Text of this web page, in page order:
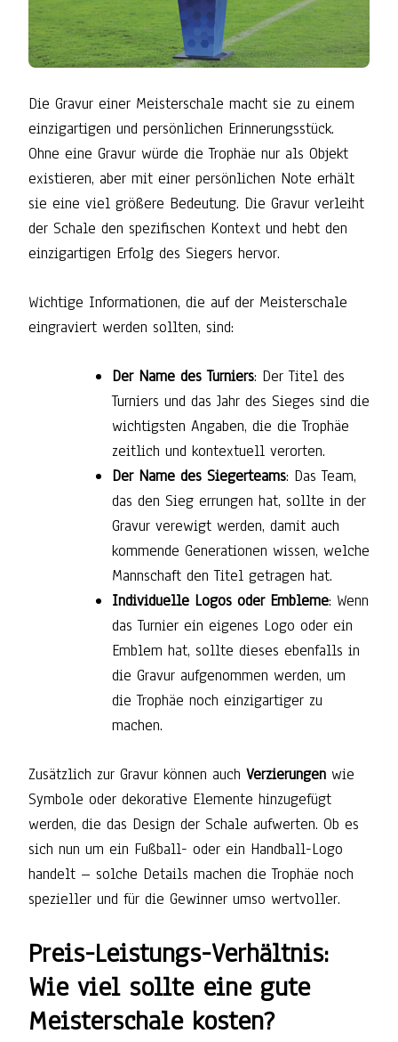
Die Gravur einer Meisterschale macht sie zu einem
einzigartigen und persönlichen Erinnerungsstück.
Ohne eine Gravur würde die Trophäe nur als Objekt
existieren, aber mit einer persönlichen Note erhält
sie eine viel größere Bedeutung. Die Gravur verleiht
der Schale den spezifischen Kontext und hebt den
einzigartigen Erfolg des Siegers hervor.
Wichtige Informationen, die auf der Meisterschale
eingraviert werden sollten, sind:
Der Name des Turniers: Der Titel des
Turniers und das Jahr des Sieges sind die
wichtigsten Angaben, die die Trophäe
zeitlich und kontextuell verorten.
Der Name des Siegerteams: Das Team,
das den Sieg errungen hat, sollte in der
Gravur verewigt werden, damit auch
kommende Generationen wissen, welche
Mannschaft den Titel getragen hat.
Individuelle Logos oder Embleme: Wenn
das Turnier ein eigenes Logo oder ein
Emblem hat, sollte dieses ebenfalls in
die Gravur aufgenommen werden, um
die Trophäe noch einzigartiger zu
machen.
Zusätzlich zur Gravur können auch Verzierungen wie
Symbole oder dekorative Elemente hinzugefügt
werden, die das Design der Schale aufwerten. Ob es
sich nun um ein Fußball- oder ein Handball-Logo
handelt – solche Details machen die Trophäe noch
spezieller und für die Gewinner umso wertvoller.
Preis-Leistungs-Verhältnis:
Wie viel sollte eine gute
Meisterschale kosten?